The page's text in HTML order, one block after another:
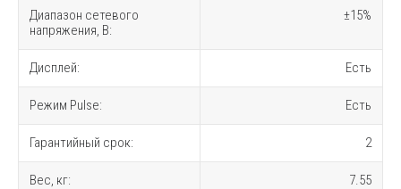
Диапазон сетевого
напряжения, В:
±15%
Дисплей: Есть
Режим Pulse: Есть
Гарантийный срок: 2
Вес, кг: 7.55